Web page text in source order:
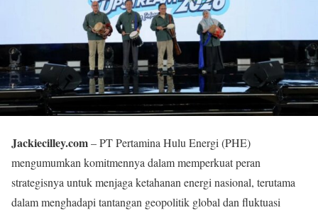
Jackiecilley.com– PT Pertamina Hulu Energi (PHE)
mengumumkan komitmennya dalam memperkuat peran
strategisnya untuk menjaga ketahanan energi nasional, terutama
dalam menghadapi tantangan geopolitik global dan fluktuasi